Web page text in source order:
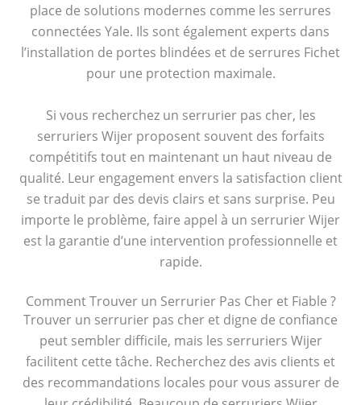
place de solutions modernes comme les serrures
connectées Yale. Ils sont également experts dans
l’installation de portes blindées et de serrures Fichet
pour une protection maximale.
Si vous recherchez un serrurier pas cher, les
serruriers Wijer proposent souvent des forfaits
compétitifs tout en maintenant un haut niveau de
qualité. Leur engagement envers la satisfaction client
se traduit par des devis clairs et sans surprise. Peu
importe le problème, faire appel à un serrurier Wijer
est la garantie d’une intervention professionnelle et
rapide.
Comment Trouver un Serrurier Pas Cher et Fiable ?
Trouver un serrurier pas cher et digne de confiance
peut sembler difficile, mais les serruriers Wijer
facilitent cette tâche. Recherchez des avis clients et
des recommandations locales pour vous assurer de